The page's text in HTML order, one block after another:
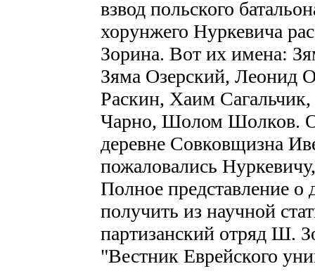
взвод польского
хорунжего Нуркевича
Зорина. Вот их имена:
Зяма Озерский, Леонид
Раскин, Хаим
Чарно, Шолом Шолков.
деревне Совковщизна
пожаловались
Полное представление о
получить из научной
партизанский отряд Ш.
"Вестник Еврейского